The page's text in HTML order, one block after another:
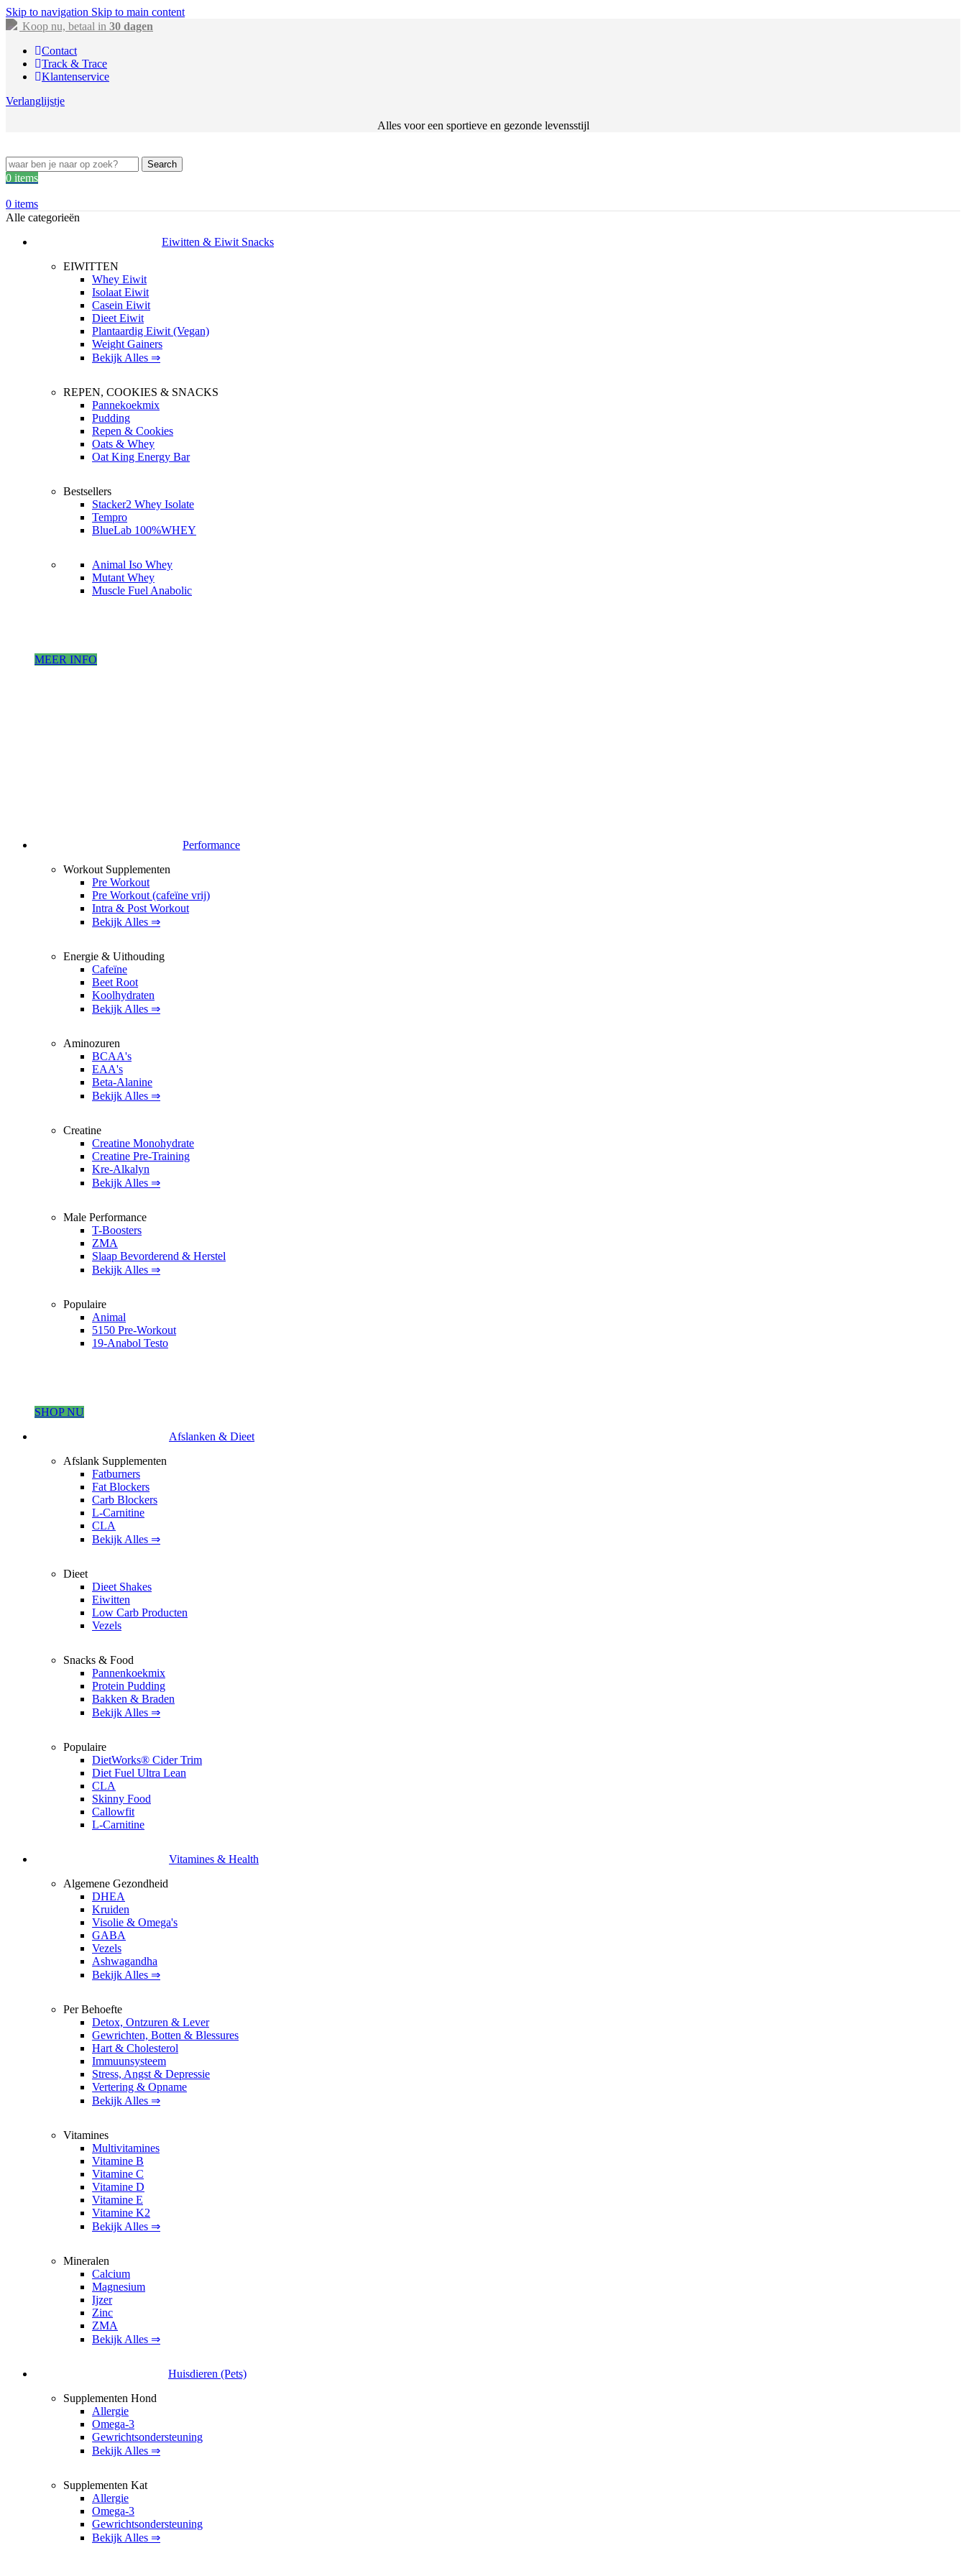
Skip to navigation Skip to main content
Koop nu, betaal in 30 dagen
Contact
Track & Trace
Klantenservice
Verlanglijstje
Alles voor een sportieve en gezonde levensstijl
Search
0 items
0 items
Alle categorieën
Eiwitten & Eiwit Snacks
EIWITTEN
Whey Eiwit
Isolaat Eiwit
Casein Eiwit
Dieet Eiwit
Plantaardig Eiwit (Vegan)
Weight Gainers
Bekijk Alles ⇒
REPEN, COOKIES & SNACKS
Pannekoekmix
Pudding
Repen & Cookies
Oats & Whey
Oat King Energy Bar
Bestsellers
Stacker2 Whey Isolate
Tempro
BlueLab 100%WHEY
Animal Iso Whey
Mutant Whey
Muscle Fuel Anabolic
MEER INFO
Performance
Workout Supplementen
Pre Workout
Pre Workout (cafeïne vrij)
Intra & Post Workout
Bekijk Alles ⇒
Energie & Uithouding
Cafeïne
Beet Root
Koolhydraten
Bekijk Alles ⇒
Aminozuren
BCAA's
EAA's
Beta-Alanine
Bekijk Alles ⇒
Creatine
Creatine Monohydrate
Creatine Pre-Training
Kre-Alkalyn
Bekijk Alles ⇒
Male Performance
T-Boosters
ZMA
Slaap Bevorderend & Herstel
Bekijk Alles ⇒
Populaire
Animal
5150 Pre-Workout
19-Anabol Testo
SHOP NU
Afslanken & Dieet
Afslank Supplementen
Fatburners
Fat Blockers
Carb Blockers
L-Carnitine
CLA
Bekijk Alles ⇒
Dieet
Dieet Shakes
Eiwitten
Low Carb Producten
Vezels
Snacks & Food
Pannenkoekmix
Protein Pudding
Bakken & Braden
Bekijk Alles ⇒
Populaire
DietWorks® Cider Trim
Diet Fuel Ultra Lean
CLA
Skinny Food
Callowfit
L-Carnitine
Vitamines & Health
Algemene Gezondheid
DHEA
Kruiden
Visolie & Omega's
GABA
Vezels
Ashwagandha
Bekijk Alles ⇒
Per Behoefte
Detox, Ontzuren & Lever
Gewrichten, Botten & Blessures
Hart & Cholesterol
Immuunsysteem
Stress, Angst & Depressie
Vertering & Opname
Bekijk Alles ⇒
Vitamines
Multivitamines
Vitamine B
Vitamine C
Vitamine D
Vitamine E
Vitamine K2
Bekijk Alles ⇒
Mineralen
Calcium
Magnesium
Ijzer
Zinc
ZMA
Bekijk Alles ⇒
Huisdieren (Pets)
Supplementen Hond
Allergie
Omega-3
Gewrichtsondersteuning
Bekijk Alles ⇒
Supplementen Kat
Allergie
Omega-3
Gewrichtsondersteuning
Bekijk Alles ⇒